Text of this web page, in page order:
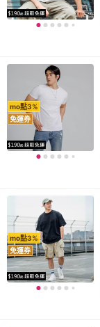
mo點3%
免運券
mo點3%
免運券